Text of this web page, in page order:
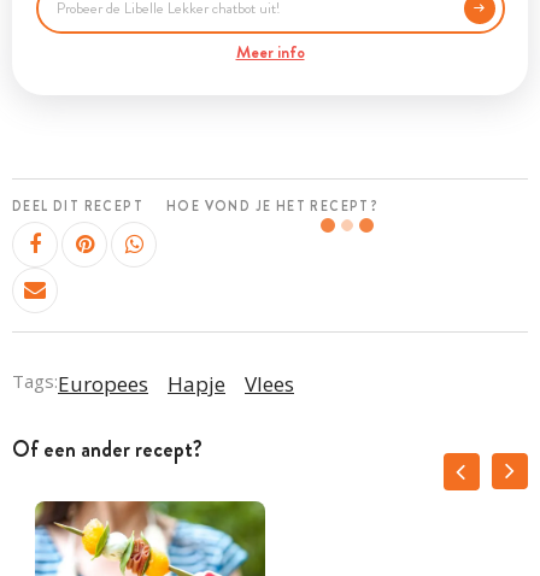
Meer info
DEEL DIT RECEPT HOE VOND JE HET RECEPT?
Tags:Europees Hapje Vlees
Of een ander recept?